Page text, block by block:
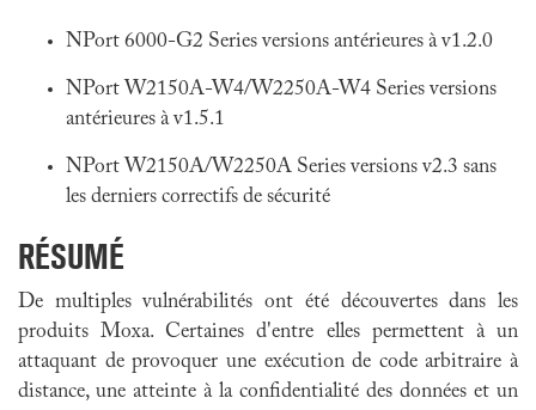
NPort 6000-G2 Series versions antérieures à v1.2.0
NPort W2150A-W4/W2250A-W4 Series versions
antérieures à v1.5.1
NPort W2150A/W2250A Series versions v2.3 sans
les derniers correctifs de sécurité
RÉSUMÉ
De multiples vulnérabilités ont été découvertes dans les
produits Moxa. Certaines d'entre elles permettent à un
attaquant de provoquer une exécution de code arbitraire à
distance, une atteinte à la confidentialité des données et un